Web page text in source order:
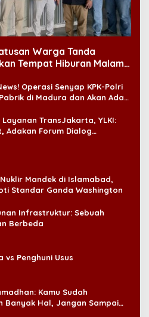
Warga Tanda
Tempat Hiburan Malam
Operasi Senyap KPK-Polri
di Madura dan Akan Ada
TransJakarta, YLKI:
Adakan Forum Dialog
Mandek di Islamabad,
Standar Ganda Washington
Infrastruktur: Sebuah
Berbeda
vs Penghuni Usus
Kamu Sudah
Banyak Hal, Jangan Sampai